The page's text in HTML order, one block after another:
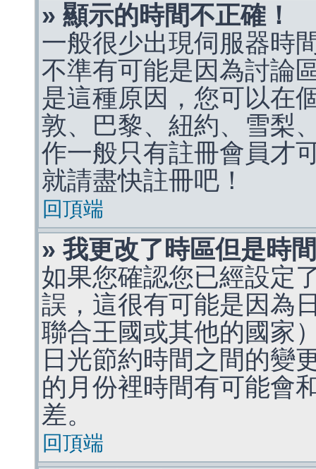
» 顯示的時間不正確！
一般很少出現伺服器時
不準有可能是因為討論
是這種原因，您可以在
敦、巴黎、紐約、雪梨
作一般只有註冊會員才
就請盡快註冊吧！
回頂端
» 我更改了時區但是時
如果您確認您已經設定
誤，這很有可能是因為
聯合王國或其他的國家
日光節約時間之間的變
的月份裡時間有可能會
差。
回頂端